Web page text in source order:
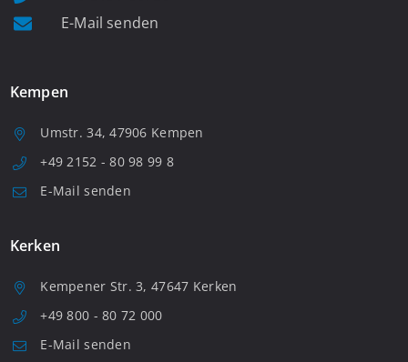
E-Mail senden
Kempen
Umstr. 34, 47906 Kempen
+49 2152 - 80 98 99 8
E-Mail senden
Kerken
Kempener Str. 3, 47647 Kerken
+49 800 - 80 72 000
E-Mail senden